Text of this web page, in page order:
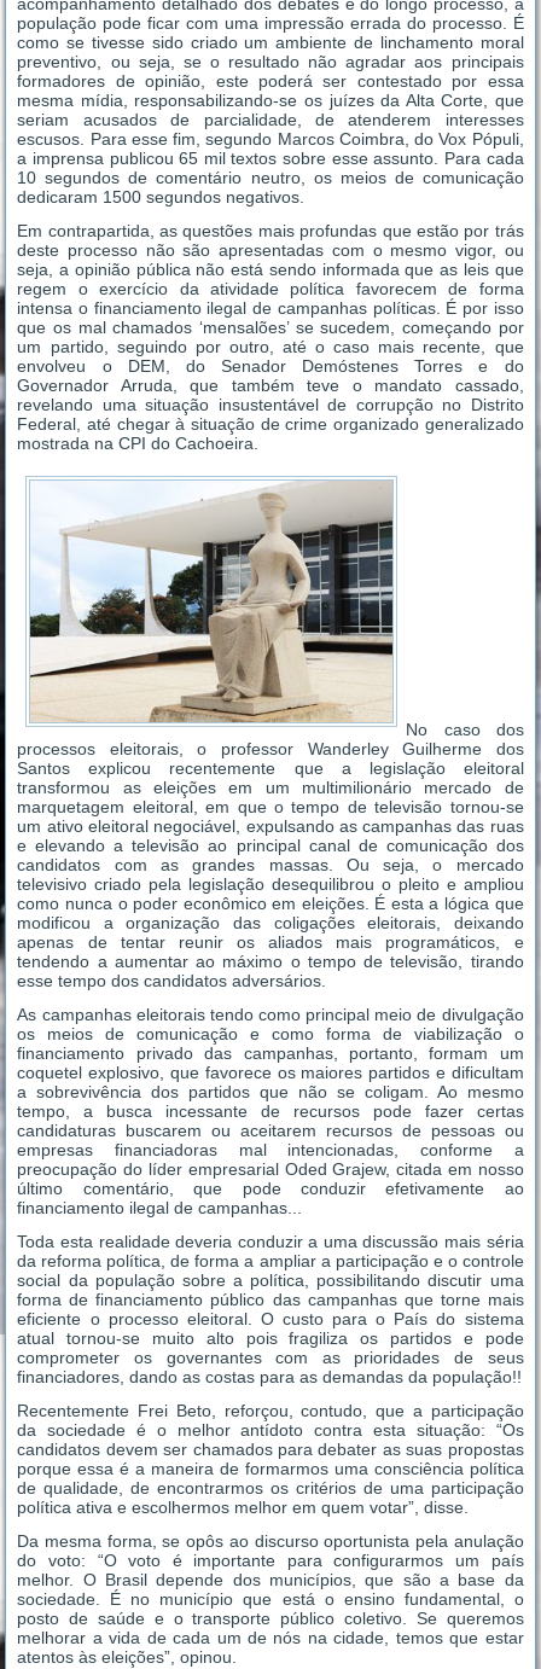
população pode ficar com uma impressão errada do processo. É
como se tivesse sido criado um ambiente de linchamento moral
preventivo, ou seja, se o resultado não agradar aos principais
formadores de opinião, este poderá ser contestado por essa
mesma mídia, responsabilizando-se os juízes da Alta Corte, que
seriam acusados de parcialidade, de atenderem interesses
escusos. Para esse fim, segundo Marcos Coimbra, do Vox Pópuli,
a imprensa publicou 65 mil textos sobre esse assunto. Para cada
10 segundos de comentário neutro, os meios de comunicação
dedicaram 1500 segundos negativos.
Em contrapartida, as questões mais profundas que estão por trás
deste processo não são apresentadas com o mesmo vigor, ou
seja, a opinião pública não está sendo informada que as leis que
regem o exercício da atividade política favorecem de forma
intensa o financiamento ilegal de campanhas políticas. É por isso
que os mal chamados ‘mensalões’ se sucedem, começando por
um partido, seguindo por outro, até o caso mais recente, que
envolveu o DEM, do Senador Demóstenes Torres e do
Governador Arruda, que também teve o mandato cassado,
revelando uma situação insustentável de corrupção no Distrito
Federal, até chegar à situação de crime organizado generalizado
mostrada na CPI do Cachoeira.
No caso dos
processos eleitorais, o professor Wanderley Guilherme dos
Santos explicou recentemente que a legislação eleitoral
transformou as eleições em um multimilionário mercado de
marquetagem eleitoral, em que o tempo de televisão tornou-se
um ativo eleitoral negociável, expulsando as campanhas das ruas
e elevando a televisão ao principal canal de comunicação dos
candidatos com as grandes massas. Ou seja, o mercado
televisivo criado pela legislação desequilibrou o pleito e ampliou
como nunca o poder econômico em eleições. É esta a lógica que
modificou a organização das coligações eleitorais, deixando
apenas de tentar reunir os aliados mais programáticos, e
tendendo a aumentar ao máximo o tempo de televisão, tirando
esse tempo dos candidatos adversários.
As campanhas eleitorais tendo como principal meio de divulgação
os meios de comunicação e como forma de viabilização o
financiamento privado das campanhas, portanto, formam um
coquetel explosivo, que favorece os maiores partidos e dificultam
a sobrevivência dos partidos que não se coligam. Ao mesmo
tempo, a busca incessante de recursos pode fazer certas
candidaturas buscarem ou aceitarem recursos de pessoas ou
empresas financiadoras mal intencionadas, conforme a
preocupação do líder empresarial Oded Grajew, citada em nosso
último comentário, que pode conduzir efetivamente ao
financiamento ilegal de campanhas...
Toda esta realidade deveria conduzir a uma discussão mais séria
da reforma política, de forma a ampliar a participação e o controle
social da população sobre a política, possibilitando discutir uma
forma de financiamento público das campanhas que torne mais
eficiente o processo eleitoral. O custo para o País do sistema
atual tornou-se muito alto pois fragiliza os partidos e pode
comprometer os governantes com as prioridades de seus
financiadores, dando as costas para as demandas da população!!
Recentemente Frei Beto, reforçou, contudo, que a participação
da sociedade é o melhor antídoto contra esta situação: “Os
candidatos devem ser chamados para debater as suas propostas
porque essa é a maneira de formarmos uma consciência política
de qualidade, de encontrarmos os critérios de uma participação
política ativa e escolhermos melhor em quem votar”, disse.
Da mesma forma, se opôs ao discurso oportunista pela anulação
do voto: “O voto é importante para configurarmos um país
melhor. O Brasil depende dos municípios, que são a base da
sociedade. É no município que está o ensino fundamental, o
posto de saúde e o transporte público coletivo. Se queremos
melhorar a vida de cada um de nós na cidade, temos que estar
atentos às eleições”, opinou.